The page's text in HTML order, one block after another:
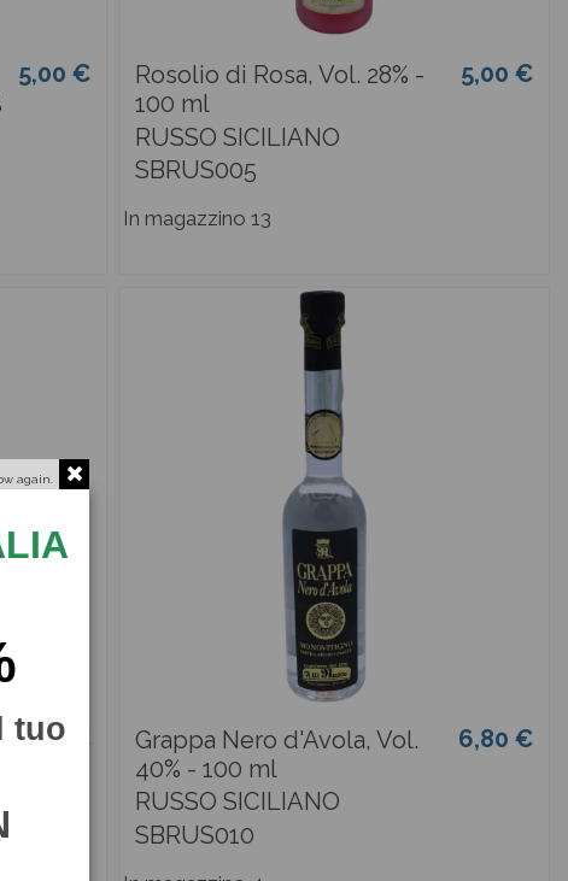
5,00 €
Rosolio di Rosa, Vol. 28% -
100 ml
RUSSO SICILIANO
SBRUS005
5,00 €
In magazzino 13
4,50 €
Grappa Nero d'Avola, Vol.
40% - 100 ml
RUSSO SICILIANO
SBRUS010
6,80 €
again.
tuo